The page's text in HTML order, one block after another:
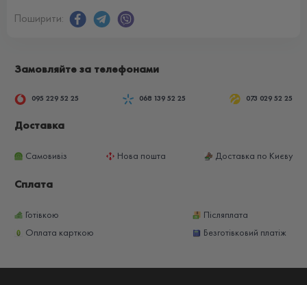
Поширити:
Замовляйте за телефонами
095 229 52 25 068 139 52 25 073 029 52 25
Доставка
Самовивіз Нова пошта Доставка по Києву
Сплата
Готівкою
Післяплата
Оплата карткою
Безготівковий платіж